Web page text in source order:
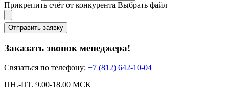
Прикрепить счёт от конкурента Выбрать файл
Отправить заявку
Заказать звонок менеджера!
Связаться по телефону: +7 (812) 642-10-04
ПН.-ПТ. 9.00-18.00 МСК